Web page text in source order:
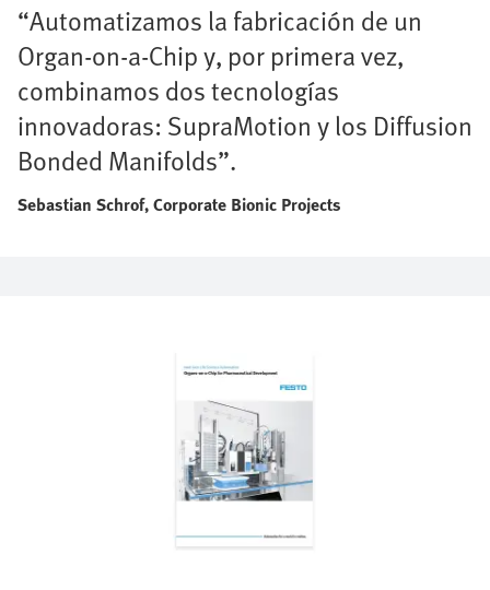
“Automatizamos la fabricación de un
Organ-on-a-Chip y, por primera vez,
combinamos dos tecnologías
innovadoras: SupraMotion y los Diffusion
Bonded Manifolds”.
Sebastian Schrof, Corporate Bionic Projects